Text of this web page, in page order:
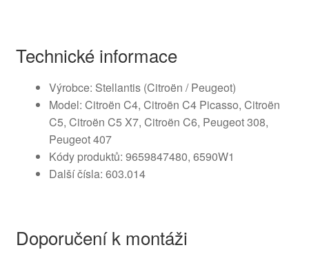
Technické informace
Výrobce: Stellantis (Citroën / Peugeot)
Model: Citroën C4, Citroën C4 Picasso, Citroën
C5, Citroën C5 X7, Citroën C6, Peugeot 308,
Peugeot 407
Kódy produktů: 9659847480, 6590W1
Další čísla: 603.014
Doporučení k montáži